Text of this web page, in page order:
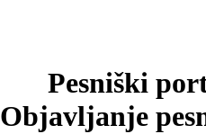
Pesniški
Objavljanje